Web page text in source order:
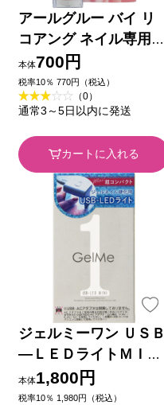
アールグルー バイ リ
コアング ネイル専用接
着剤 ６ｇ ウィング・
ビート
本体700円
税率10％ 770円（税込）
（0）
通常3～5日以内に発送
カートに入れる
ジェルミーワン ＵＳＢ
―ＬＥＤライトＭＩＮ
Ｉ １台 コスメ・デ・
ボーテ
本体1,800円
税率10％ 1,980円（税込）